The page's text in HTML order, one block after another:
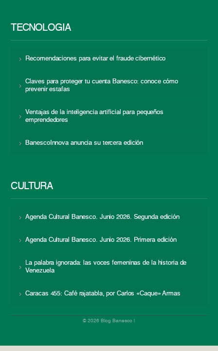
TECNOLOGÍA
Recomendaciones para evitar el fraude cibernético
Claves para proteger tu cuenta Banesco: conoce cómo
prevenir estafas
Ventajas de la inteligencia artificial para pequeños
emprendedores
BanescoInnova anuncia su tercera edición
CULTURA
Agenda Cultural Banesco. Junio 2026. Segunda edición
Agenda Cultural Banesco. Junio 2026. Primera edición
La palabra ignorada: las voces femeninas de la historia de
Venezuela
Caracas 455: Café rajatabla, por Carlos «Caque» Armas
© 2026 Blog Banesco |